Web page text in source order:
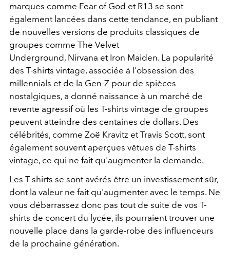
marques comme Fear of God et R13 se sont
également lancées dans cette tendance, en publiant
de nouvelles versions de produits classiques de
groupes comme The Velvet
Underground, Nirvana et Iron Maiden. La popularité
des T-shirts vintage, associée à l'obsession des
millennials et de la Gen-Z pour de spièces
nostalgiques, a donné naissance à un marché de
revente agressif où les T-shirts vintage de groupes
peuvent atteindre des centaines de dollars. Des
célébrités, comme Zoë Kravitz et Travis Scott, sont
également souvent aperçues vêtues de T-shirts
vintage, ce qui ne fait qu'augmenter la demande.
Les T-shirts se sont avérés être un investissement sûr,
dont la valeur ne fait qu'augmenter avec le temps. Ne
vous débarrassez donc pas tout de suite de vos T-
shirts de concert du lycée, ils pourraient trouver une
nouvelle place dans la garde-robe des influenceurs
de la prochaine génération.